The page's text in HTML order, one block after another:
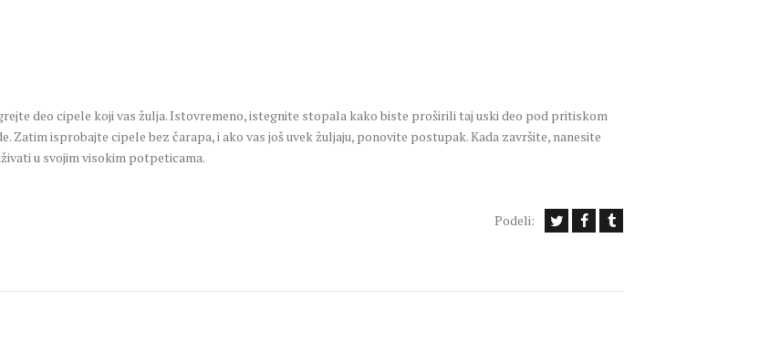
deo cipele koji vas žulja. Istovremeno, istegnite stopala kako biste proširili taj uski deo pod pritiskom
Zatim isprobajte cipele bez čarapa, i ako vas još uvek žuljaju, ponovite postupak. Kada završite, nanesite
u svojim visokim potpeticama.
Podeli: